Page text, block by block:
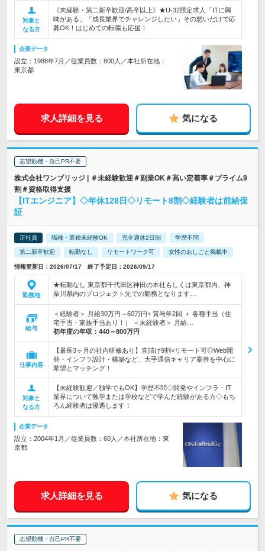
対象と
なる方
《未経験・第二新卒歓迎/高卒以上》★U-32限定求人「ITに興
味がある」「成長業界でチャレンジしたい」その想いだけで応
募OK！はじめての転職も応援！
企業データ
設立：1988年7月／従業員数：800人／本社所在地：
東京都
求人詳細を見る 気になる
志望動機・自己PR不要
株式会社ワンブリッジ | ＃未経験歓迎＃副業OK＃高い定着率＃プライム9
割＃資格取得支援
【ITエンジニア】◇年休128日◇リモート8割◇経験者は前給保
証
正社員 職種・業種未経験OK 完全週休2日制 学歴不問
第二新卒歓迎 転勤なし リモートワーク可 女性のおしごと掲載中
情報更新日：2026/07/17 終了予定日：2026/09/17
勤務地
★転勤なし 東京都千代田区神田の本社もしくは東京都内、神
奈川県内のプロジェクト先での勤務となります…
給与
＜経験者＞ 月給30万円～60万円+ 賞与年2回 ＋ 各種手当（住
宅手当・家族手当あり！） ＜未経験者＞ 月給…
初年度の年収： 440～800万円
仕事内容
【最長3ヶ月の社内研修あり】直請け9割×リモート可◎Web開
発・インフラ設計・構築など、大手通信キャリア案件を中心に
希望とマッチング！
対象と
なる方
【未経験歓迎／独学でもOK】学歴不問◇開発やインフラ・IT
業界について独学または学校などで学んだ経験がある方◇もち
ろん経験者は優遇します！
企業データ
設立：2004年1月／従業員数：60人／本社所在地：東
京都
求人詳細を見る 気になる
志望動機・自己PR不要